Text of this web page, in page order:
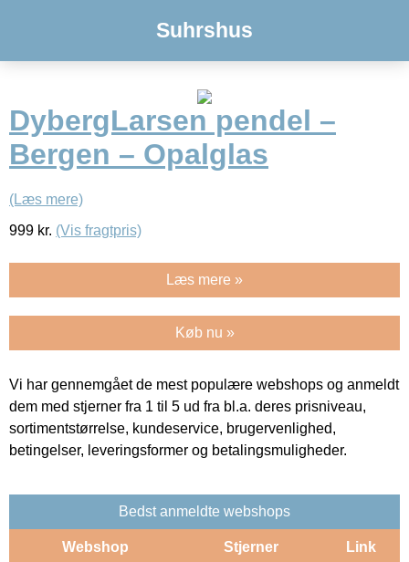
Suhrshus
DybergLarsen pendel –
Bergen – Opalglas
(Læs mere)
999 kr. (Vis fragtpris)
Læs mere »
Køb nu »
Vi har gennemgået de mest populære webshops og anmeldt
dem med stjerner fra 1 til 5 ud fra bl.a. deres prisniveau,
sortimentstørrelse, kundeservice, brugervenlighed,
betingelser, leveringsformer og betalingsmuligheder.
Bedst anmeldte webshops
Webshop Stjerner Link